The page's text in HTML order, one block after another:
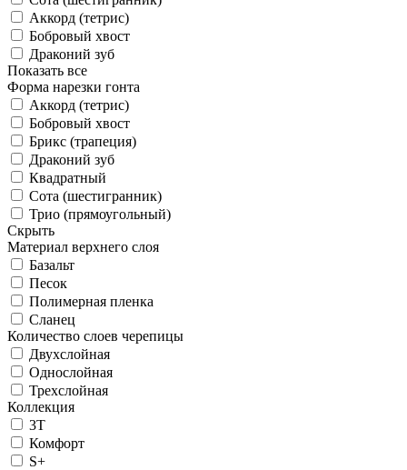
Аккорд (тетрис)
Бобровый хвост
Драконий зуб
Показать все
Форма нарезки гонта
Аккорд (тетрис)
Бобровый хвост
Брикс (трапеция)
Драконий зуб
Квадратный
Сота (шестигранник)
Трио (прямоугольный)
Скрыть
Материал верхнего слоя
Базальт
Песок
Полимерная пленка
Сланец
Количество слоев черепицы
Двухслойная
Однослойная
Трехслойная
Коллекция
3T
Комфорт
S+